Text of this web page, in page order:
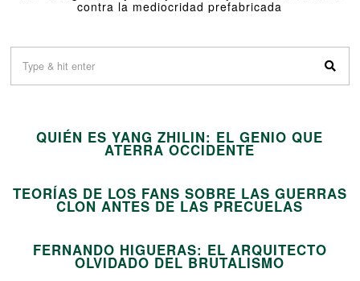
contra la mediocridad prefabricada
QUIÉN ES YANG ZHILIN: EL GENIO QUE
ATERRA OCCIDENTE
TEORÍAS DE LOS FANS SOBRE LAS GUERRAS
CLON ANTES DE LAS PRECUELAS
FERNANDO HIGUERAS: EL ARQUITECTO
OLVIDADO DEL BRUTALISMO